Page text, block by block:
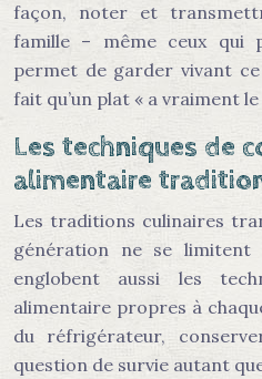
façon, noter et
famille – même ceux qui
permet de garder vivant
fait qu’un plat « a vraiment
Les techniques de
alimentaire
Les traditions culinaires
génération ne se
englobent aussi les
alimentaire propres à
du réfrigérateur,
question de survie autant